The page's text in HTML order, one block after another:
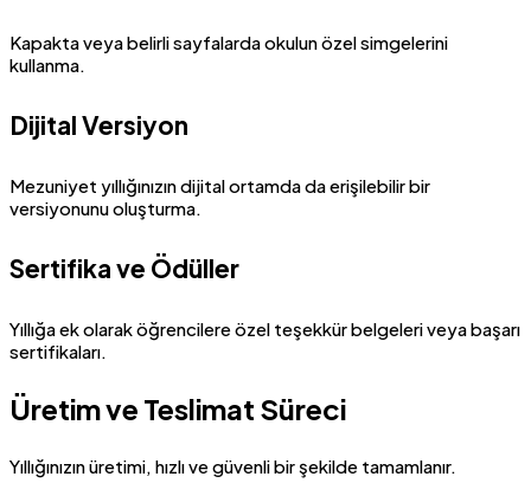
Kapakta veya belirli sayfalarda okulun özel simgelerini
kullanma.
Dijital Versiyon
Mezuniyet yıllığınızın dijital ortamda da erişilebilir bir
versiyonunu oluşturma.
Sertifika ve Ödüller
Yıllığa ek olarak öğrencilere özel teşekkür belgeleri veya başarı
sertifikaları.
Üretim ve Teslimat Süreci
Yıllığınızın üretimi, hızlı ve güvenli bir şekilde tamamlanır.